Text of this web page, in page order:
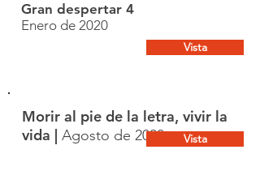
Gran despertar 4
Enero de 2020
Vista
Morir al pie de la letra, vivir la
vida | Agosto de 2020 Vista